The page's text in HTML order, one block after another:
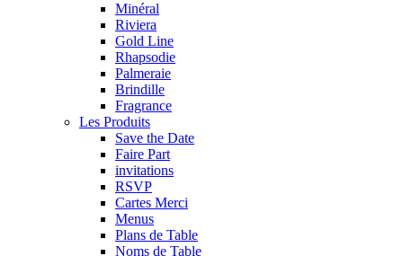
Minéral
Riviera
Gold Line
Rhapsodie
Palmeraie
Brindille
Fragrance
Les Produits
Save the Date
Faire Part
invitations
RSVP
Cartes Merci
Menus
Plans de Table
Noms de Table